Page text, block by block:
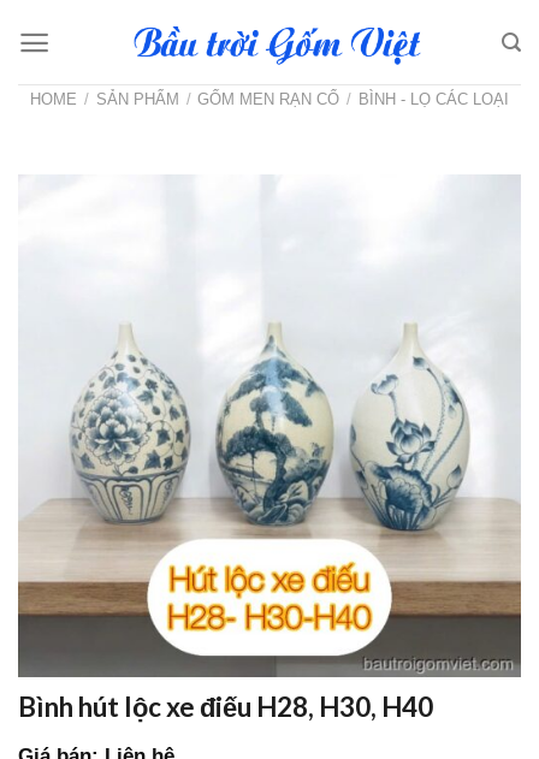
HOME / SẢN PHẨM / GỐM MEN RẠN CỔ / BÌNH - LỌ CÁC LOẠI
Bình hút lộc xe điếu H28, H30, H40